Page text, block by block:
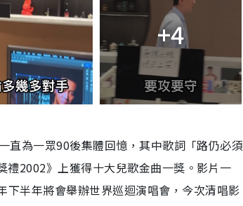
+4
直為一眾90後集體回憶，其中歌詞「路仍必須
2002》上獲得十大兒歌金曲一獎。影片一
半年將會舉辦世界巡迴演唱會，今次清唱影